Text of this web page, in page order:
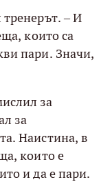
– И
които са
пари. Значи,
за
за
Наистина, в
които е
и да е пари.